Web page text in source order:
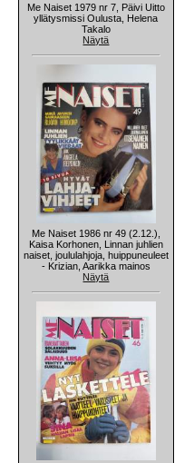
Me Naiset 1979 nr 7, Päivi Uitto
yllätysmissi Oulusta, Helena
Takalo
Näytä
Me Naiset 1986 nr 49 (2.12.),
Kaisa Korhonen, Linnan juhlien
naiset, joululahjoja, huippuneuleet
- Krizian, Aarikka mainos
Näytä